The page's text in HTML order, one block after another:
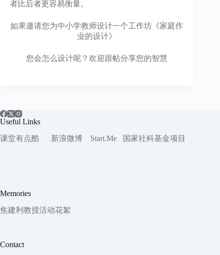
者比后者更容易衡量。
如果邀请您为中小学教师设计一个工作坊《家庭作
业的设计》
您会怎么设计呢？欢迎跟帖分享您的智慧
Useful Links
课堂有点酷
新浪微博 Start.Me 国家社科基金项目
Memories
焦建利教授活动花絮
Contact